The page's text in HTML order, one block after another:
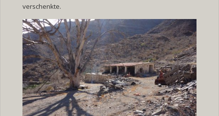
verschenkte.